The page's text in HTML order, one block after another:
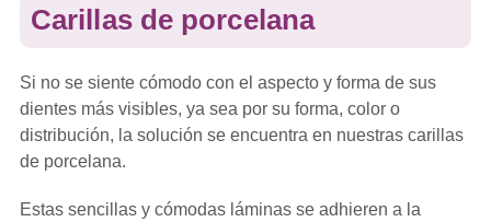
Carillas de porcelana
Si no se siente cómodo con el aspecto y forma de sus
dientes más visibles, ya sea por su forma, color o
distribución, la solución se encuentra en nuestras carillas
de porcelana.
Estas sencillas y cómodas láminas se adhieren a la